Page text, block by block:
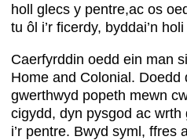
holl glecs y pentre,ac os
tu ôl i’r ficerdy, byddai’n
Caerfyrddin oedd ein man
Home and Colonial. Doedd
gwerthwyd popeth mewn
cigydd, dyn pysgod ac
i’r pentre. Bwyd syml, ffres